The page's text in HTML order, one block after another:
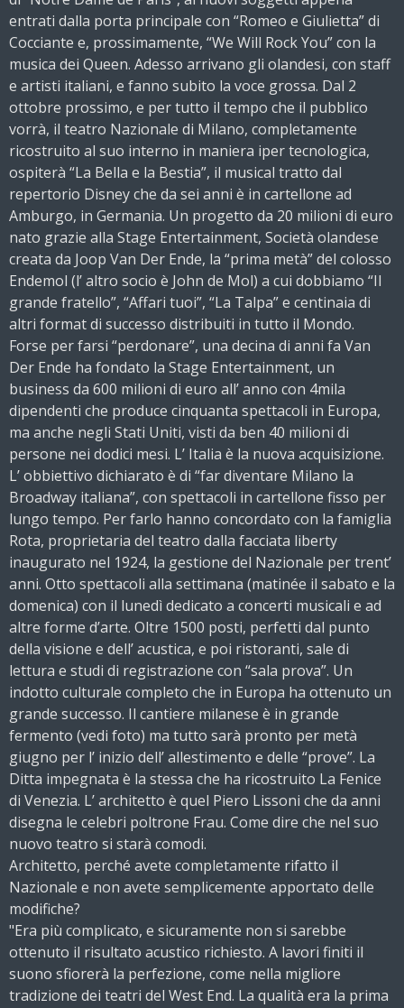
entrati dalla porta principale con “Romeo e Giulietta” di
Cocciante e, prossimamente, “We Will Rock You” con la
musica dei Queen. Adesso arrivano gli olandesi, con staff
e artisti italiani, e fanno subito la voce grossa. Dal 2
ottobre prossimo, e per tutto il tempo che il pubblico
vorrà, il teatro Nazionale di Milano, completamente
ricostruito al suo interno in maniera iper tecnologica,
ospiterà “La Bella e la Bestia”, il musical tratto dal
repertorio Disney che da sei anni è in cartellone ad
Amburgo, in Germania. Un progetto da 20 milioni di euro
nato grazie alla Stage Entertainment, Società olandese
creata da Joop Van Der Ende, la “prima metà” del colosso
Endemol (l’ altro socio è John de Mol) a cui dobbiamo “Il
grande fratello”, “Affari tuoi”, “La Talpa” e centinaia di
altri format di successo distribuiti in tutto il Mondo.
Forse per farsi “perdonare”, una decina di anni fa Van
Der Ende ha fondato la Stage Entertainment, un
business da 600 milioni di euro all’ anno con 4mila
dipendenti che produce cinquanta spettacoli in Europa,
ma anche negli Stati Uniti, visti da ben 40 milioni di
persone nei dodici mesi. L’ Italia è la nuova acquisizione.
L’ obbiettivo dichiarato è di “far diventare Milano la
Broadway italiana”, con spettacoli in cartellone fisso per
lungo tempo. Per farlo hanno concordato con la famiglia
Rota, proprietaria del teatro dalla facciata liberty
inaugurato nel 1924, la gestione del Nazionale per trent’
anni. Otto spettacoli alla settimana (matinée il sabato e la
domenica) con il lunedì dedicato a concerti musicali e ad
altre forme d’arte. Oltre 1500 posti, perfetti dal punto
della visione e dell’ acustica, e poi ristoranti, sale di
lettura e studi di registrazione con “sala prova”. Un
indotto culturale completo che in Europa ha ottenuto un
grande successo. Il cantiere milanese è in grande
fermento (vedi foto) ma tutto sarà pronto per metà
giugno per l’ inizio dell’ allestimento e delle “prove”. La
Ditta impegnata è la stessa che ha ricostruito La Fenice
di Venezia. L’ architetto è quel Piero Lissoni che da anni
disegna le celebri poltrone Frau. Come dire che nel suo
nuovo teatro si starà comodi.
Architetto, perché avete completamente rifatto il
Nazionale e non avete semplicemente apportato delle
modifiche?
"Era più complicato, e sicuramente non si sarebbe
ottenuto il risultato acustico richiesto. A lavori finiti il
suono sfiorerà la perfezione, come nella migliore
tradizione dei teatri del West End. La qualità era la prima